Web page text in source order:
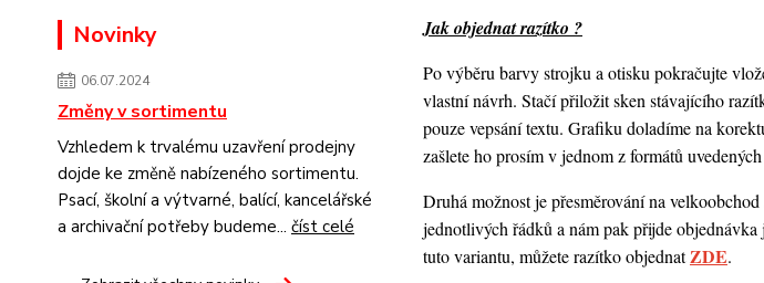
Novinky
06.07.2024
Změny v sortimentu
Vzhledem k trvalému uzavření prodejny
dojde ke změně nabízeného sortimentu.
Psací, školní a výtvarné, balící, kancelářské
a archivační potřeby budeme... číst celé
Jak objednat razítko ?
Po výběru barvy strojku a otisku pokračujte
vlastní návrh. Stačí přiložit sken stávajícího
pouze vepsání textu. Grafiku doladíme na
zašlete ho prosím v jednom z formátů uvedených
Druhá možnost je přesměrování na
jednotlivých řádků a nám pak přijde
tuto variantu, můžete razítko objednatZDE.